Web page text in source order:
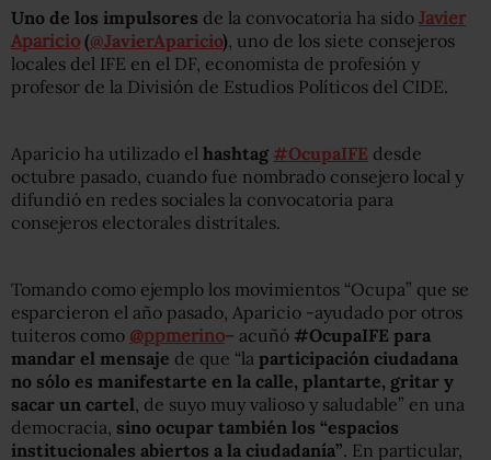
Uno de los impulsores de la convocatoria ha sido Javier
Aparicio (@JavierAparicio), uno de los siete consejeros
locales del IFE en el DF, economista de profesión y
profesor de la División de Estudios Políticos del CIDE.
Aparicio ha utilizado el hashtag #OcupaIFE desde
octubre pasado, cuando fue nombrado consejero local y
difundió en redes sociales la convocatoria para
consejeros electorales distritales.
Tomando como ejemplo los movimientos “Ocupa” que se
esparcieron el año pasado, Aparicio -ayudado por otros
tuiteros como @ppmerino– acuñó #OcupaIFE para
mandar el mensaje de que “la participación ciudadana
no sólo es manifestarte en la calle, plantarte, gritar y
sacar un cartel, de suyo muy valioso y saludable” en una
democracia, sino ocupar también los “espacios
institucionales abiertos a la ciudadanía”. En particular,